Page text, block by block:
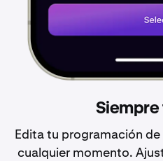
Edita tu programación
cualquier momento.